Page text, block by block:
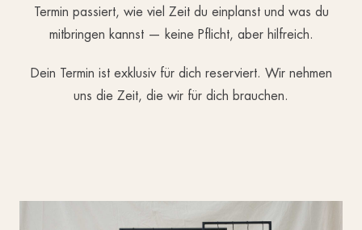
Termin passiert, wie viel Zeit du einplanst und was du
mitbringen kannst — keine Pflicht, aber hilfreich.
Dein Termin ist exklusiv für dich reserviert. Wir nehmen
uns die Zeit, die wir für dich brauchen.